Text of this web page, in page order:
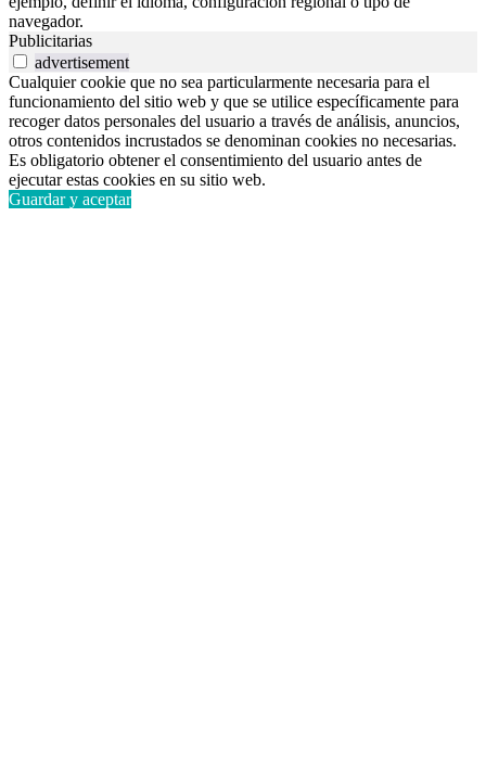
navegador.
Publicitarias
advertisement
Cualquier cookie que no sea particularmente necesaria para el
funcionamiento del sitio web y que se utilice específicamente para
recoger datos personales del usuario a través de análisis, anuncios,
otros contenidos incrustados se denominan cookies no necesarias.
Es obligatorio obtener el consentimiento del usuario antes de
ejecutar estas cookies en su sitio web.
Guardar y aceptar